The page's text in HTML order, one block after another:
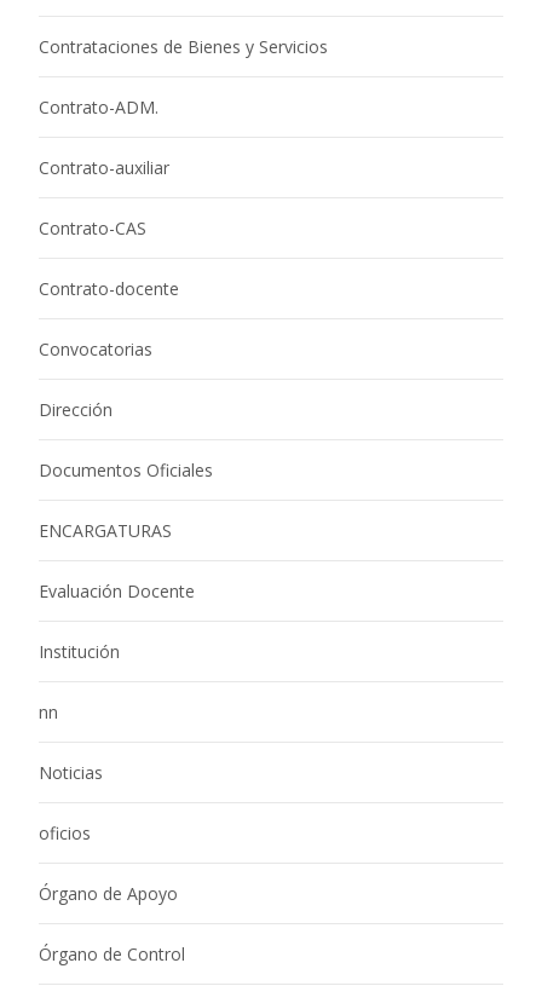
Contrataciones de Bienes y Servicios
Contrato-ADM.
Contrato-auxiliar
Contrato-CAS
Contrato-docente
Convocatorias
Dirección
Documentos Oficiales
ENCARGATURAS
Evaluación Docente
Institución
nn
Noticias
oficios
Órgano de Apoyo
Órgano de Control